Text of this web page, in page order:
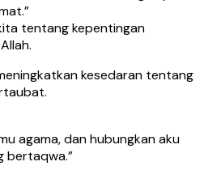
tentang kepentingan
kesedaran tentang
agama, dan hubungkan aku
bertaqwa.”